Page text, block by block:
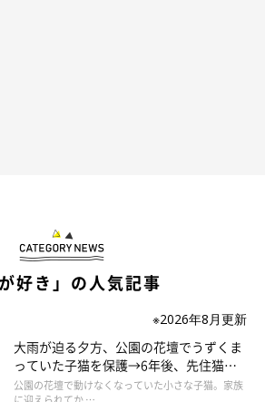
が好き」の人気記事
※2026年8月更新
大雨が迫る夕方、公園の花壇でうずくま
っていた子猫を保護→6年後、先住猫
と“姉妹”のような関係に
公園の花壇で動けなくなっていた小さな子猫。家族